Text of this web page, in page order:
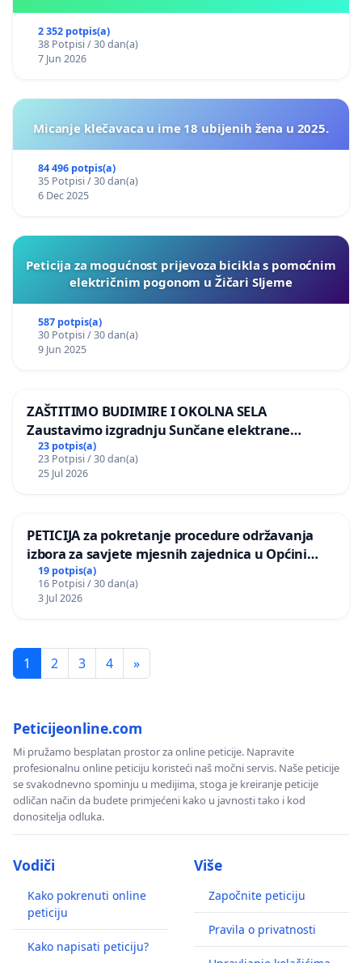
2 352 potpis(a)
38 Potpisi / 30 dan(a)
7 Jun 2026
Micanje klečavaca u ime 18 ubijenih žena u 2025.
84 496 potpis(a)
35 Potpisi / 30 dan(a)
6 Dec 2025
Peticija za mogućnost prijevoza bicikla s pomoćnim
električnim pogonom u Žičari Sljeme
587 potpis(a)
30 Potpisi / 30 dan(a)
9 Jun 2025
ZAŠTITIMO BUDIMIRE I OKOLNA SELA
Zaustavimo izgradnju Sunčane elektrane
Vedrine na području Ugljana
23 potpis(a)
23 Potpisi / 30 dan(a)
25 Jul 2026
PETICIJA za pokretanje procedure održavanja
izbora za savjete mjesnih zajednica u Općini
Bugojno
19 potpis(a)
16 Potpisi / 30 dan(a)
3 Jul 2026
1 2 3 4 »
Peticijeonline.com
Mi pružamo besplatan prostor za online peticije. Napravite
profesionalnu online peticiju koristeći naš močni servis. Naše peticije
se svakodnevno spominju u medijima, stoga je kreiranje peticije
odličan način da budete primjećeni kako u javnosti tako i kod
donositelja odluka.
Vodiči
Kako pokrenuti online
peticiju
Kako napisati peticiju?
Više
Započnite peticiju
Pravila o privatnosti